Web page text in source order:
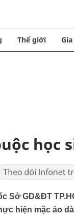
Thế giới
Sở GD&ĐT
hiện mặc áo